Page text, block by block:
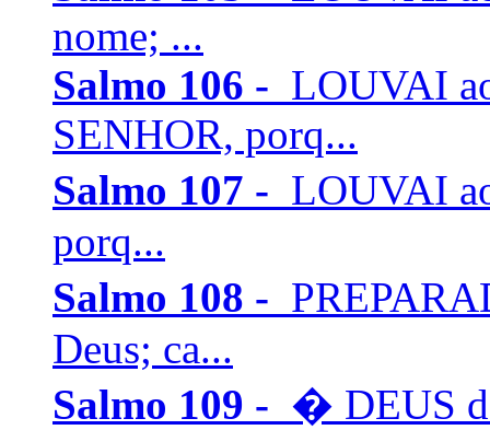
nome; ...
Salmo 106 - LOUVAI
SENHOR, porq...
Salmo 107 - LOUVAI
porq...
Salmo 108 -
Deus; ca...
Salmo 109 - � DEUS